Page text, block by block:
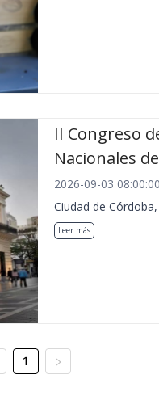
II Congreso
Nacionales
2026-09-03 08:00:00
Ciudad de
Leer más
1